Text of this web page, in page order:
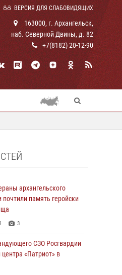
ВЕРСИЯ ДЛЯ СЛАБОВИДЯЩИХ
163000, г. Архангельск,
наб. Северной Двины, д. 82
+7(8182) 20-12-90
архангельского
память геройски
3
СЗО Росгвардии
«Патриот» в